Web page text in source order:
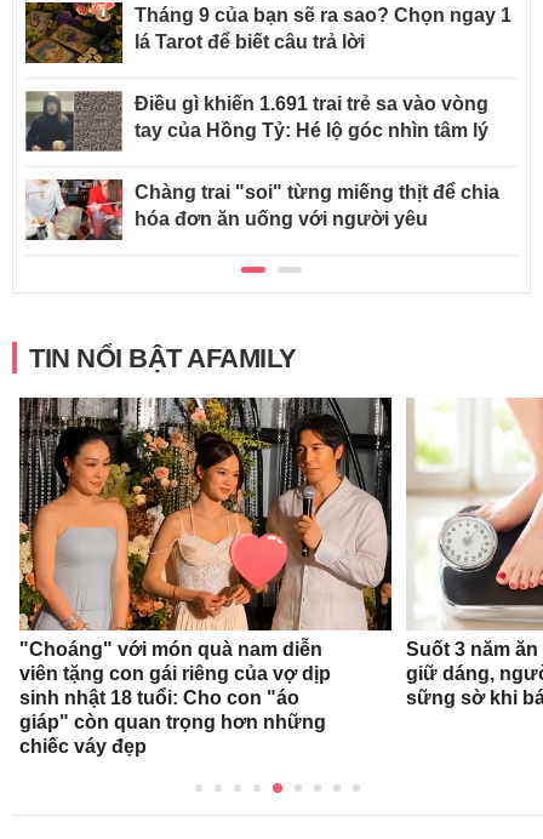
Tháng 9 của bạn sẽ ra sao? Chọn ngay 1
lá Tarot để biết câu trả lời
Điều gì khiến 1.691 trai trẻ sa vào vòng
tay của Hồng Tỷ: Hé lộ góc nhìn tâm lý
Chàng trai "soi" từng miếng thịt để chia
hóa đơn ăn uống với người yêu
TIN NỔI BẬT AFAMILY
"Choáng" với món quà nam diễn
viên tặng con gái riêng của vợ dịp
sinh nhật 18 tuổi: Cho con "áo
giáp" còn quan trọng hơn những
chiếc váy đẹp
Suốt 3 năm
giữ dáng,
sững sờ khi